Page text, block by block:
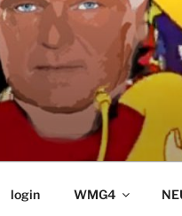
login WMG4